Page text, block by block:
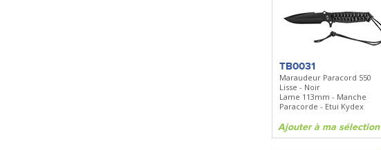
TB0031
Maraudeur Paracord 550
Lisse - Noir
Lame 113mm - Manche
Paracorde - Etui Kydex
Ajouter à ma sélection